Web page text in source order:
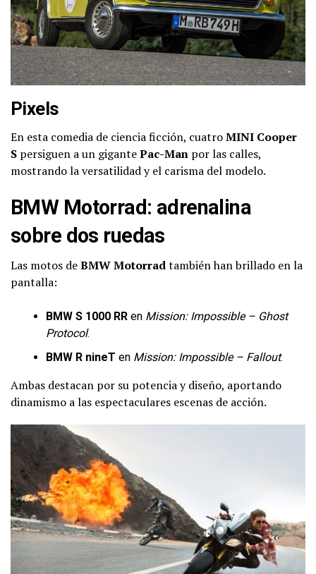
Pixels
En esta comedia de ciencia ficción, cuatroMINI Cooper
S persiguen a un gigantePac-Man por las calles,
mostrando la versatilidad y el carisma del modelo.
BMW Motorrad: adrenalina
sobre dos ruedas
Las motos deBMW Motorradtambién han brillado en la
pantalla:
BMW S 1000 RR en Mission: Impossible – Ghost
Protocol.
BMW R nineT en Mission: Impossible – Fallout.
Ambas destacan por su potencia y diseño, aportando
dinamismo a las espectaculares escenas de acción.